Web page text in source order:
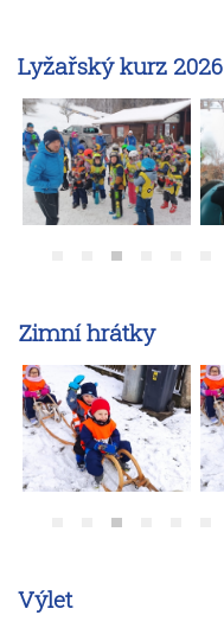
Lyžařský kurz 2026
Zimní hrátky
Výlet